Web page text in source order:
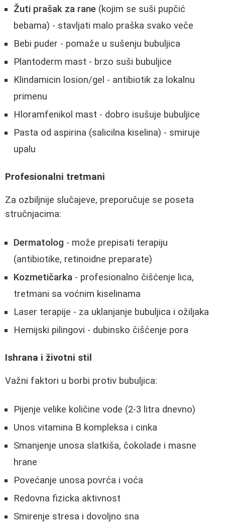
Žuti prašak za rane (kojim se suši pupčić
bebama) - stavljati malo praška svako veče
Bebi puder - pomaže u sušenju bubuljica
Plantoderm mast - brzo suši bubuljice
Klindamicin losion/gel - antibiotik za lokalnu
primenu
Hloramfenikol mast - dobro isušuje bubuljice
Pasta od aspirina (salicilna kiselina) - smiruje
upalu
Profesionalni tretmani
Za ozbiljnije slučajeve, preporučuje se poseta
stručnjacima:
Dermatolog - može prepisati terapiju
(antibiotike, retinoidne preparate)
Kozmetičarka - profesionalno čišćenje lica,
tretmani sa voćnim kiselinama
Laser terapije - za uklanjanje bubuljica i ožiljaka
Hemijski pilingovi - dubinsko čišćenje pora
Ishrana i životni stil
Važni faktori u borbi protiv bubuljica:
Pijenje velike količine vode (2-3 litra dnevno)
Unos vitamina B kompleksa i cinka
Smanjenje unosa slatkiša, čokolade i masne
hrane
Povećanje unosa povrća i voća
Redovna fizicka aktivnost
Smirenje stresa i dovoljno sna